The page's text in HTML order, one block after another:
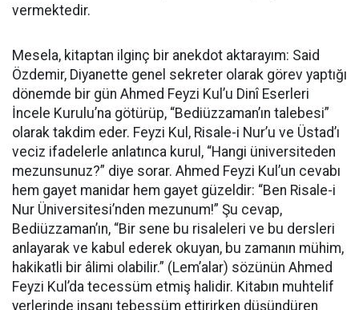
vermektedir.
Mesela, kitaptan ilginç bir anekdot aktarayım: Said
Özdemir, Diyanette genel sekreter olarak görev yaptığı
dönemde bir gün Ahmed Feyzi Kul’u Dinî Eserleri
İncele Kurulu’na götürüp, “Bediüzzaman’ın talebesi”
olarak takdim eder. Feyzi Kul, Risale-i Nur’u ve Üstad’ı
veciz ifadelerle anlatınca kurul, “Hangi üniversiteden
mezunsunuz?” diye sorar. Ahmed Feyzi Kul’un cevabı
hem gayet manidar hem gayet güzeldir: “Ben Risale-i
Nur Üniversitesi’nden mezunum!” Şu cevap,
Bediüzzaman’ın, “Bir sene bu risaleleri ve bu dersleri
anlayarak ve kabul ederek okuyan, bu zamanın mühim,
hakikatli bir âlimi olabilir.” (Lem’alar) sözünün Ahmed
Feyzi Kul’da tecessüm etmiş halidir. Kitabın muhtelif
yerlerinde insanı tebessüm ettirirken düşündüren